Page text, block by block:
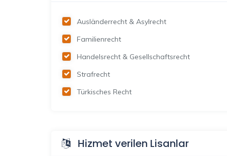
Ausländerrecht & Asylrecht
Familienrecht
Handelsrecht & Gesellschaftsrecht
Strafrecht
Türkisches Recht
Hizmet verilen Lisanlar